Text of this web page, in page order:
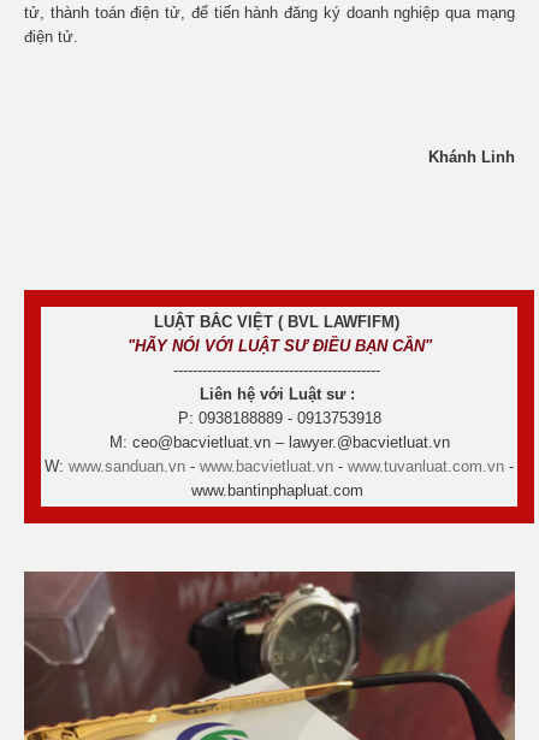
tử, thành toán điện tử, để tiến hành đăng ký doanh nghiệp qua mạng
điện tử.
Khánh Linh
LUẬT BẮC VIỆT ( BVL LAWFIFM)
"HÃY NÓI VỚI LUẬT SƯ ĐIỀU BẠN CẦN"
-------------------------------------------
Liên hệ với Luật sư :
P: 0938188889 - 0913753918
M: ceo@bacvietluat.vn – lawyer.@bacvietluat.vn
W: www.sanduan.vn - www.bacvietluat.vn - www.tuvanluat.com.vn -
www.bantinphapluat.com